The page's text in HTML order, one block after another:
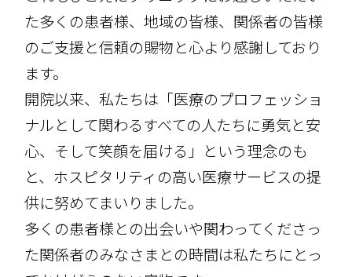
た多くの患者様、地域の皆様、関係者の皆様
のご支援と信頼の賜物と心より感謝しており
ます。
開院以来、私たちは「医療のプロフェッショ
ナルとして関わるすべての人たちに勇気と安
心、そして笑顔を届ける」という理念のも
と、ホスピタリティの高い医療サービスの提
供に努めてまいりました。
多くの患者様との出会いや関わってくださっ
た関係者のみなさまとの時間は私たちにとっ